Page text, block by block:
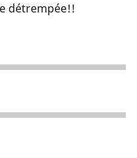
détrempée!!